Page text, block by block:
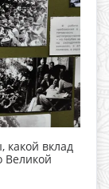
какой вклад
Великой